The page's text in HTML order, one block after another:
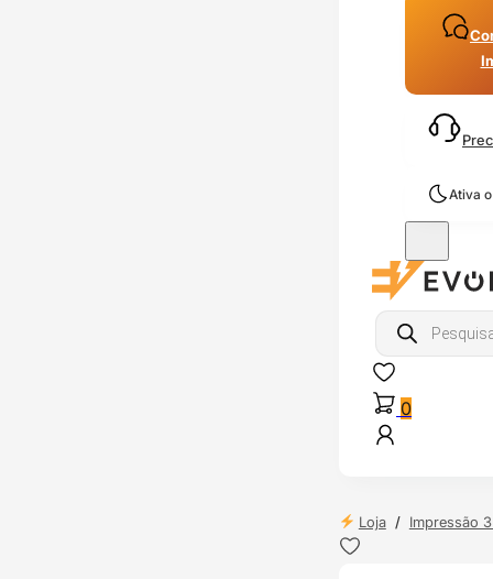
Ativa
Products
search
0
Loja / Impressão